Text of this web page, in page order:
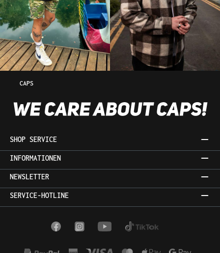
CAPS
SHOP SERVICE
INFORMATIONEN
NEWSLETTER
SERVICE-HOTLINE